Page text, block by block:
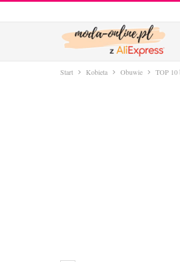
Start Kobieta Obuwie TOP 10